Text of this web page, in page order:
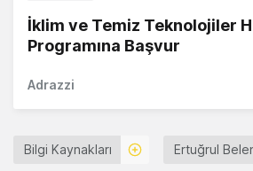
İklim ve Temiz Teknolojiler
Programına Başvur
Adrazzi
Bilgi Kaynakları Ertuğrul